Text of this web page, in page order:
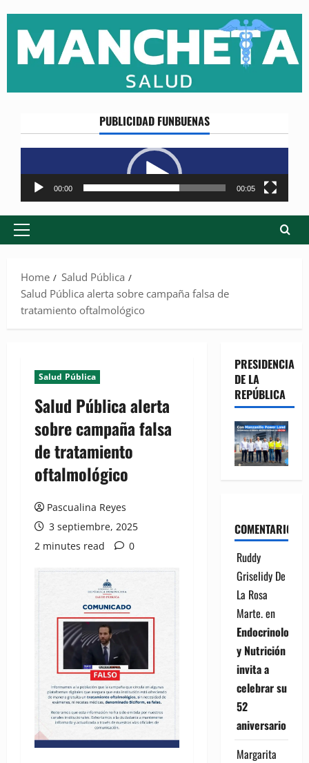
content
PUBLICIDAD FUNBUENAS
Reproductor
de
vídeo
00:00 00:05
Primary
Home
Salud Pública
Salud Pública alerta sobre campaña falsa de
tratamiento oftalmológico
Salud Pública
Salud Pública alerta
sobre campaña falsa
de tratamiento
oftalmológico
Pascualina Reyes
3 septiembre, 2025
2 minutes read
0
PRESIDENCIA
DE LA
REPÚBLICA
COMENTARIOS
Ruddy
Griselidy De
La Rosa
Marte.en
Endocrinología
y Nutrición
invita a
celebrar su
52
aniversario
Margarita